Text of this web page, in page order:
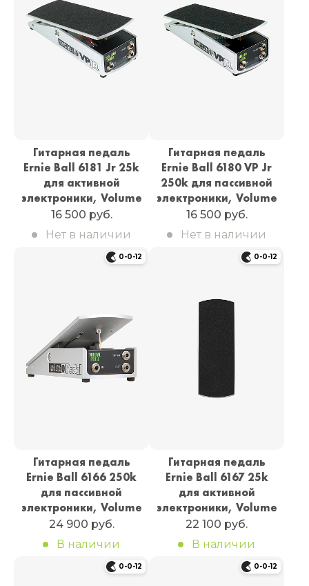
Гитарная педаль
Ernie Ball 6181 Jr 25k
для активной
электроники, Volume
16 500 руб.
Нет в наличии
Гитарная педаль
Ernie Ball 6180 VP Jr
250k для пассивной
электроники, Volume
16 500 руб.
Нет в наличии
0-0-12
Гитарная педаль
Ernie Ball 6166 250k
для пассивной
электроники, Volume
24 900 руб.
В наличии
0-0-12
Гитарная педаль
Ernie Ball 6167 25k
для активной
электроники, Volume
22 100 руб.
В наличии
0-0-12 0-0-12